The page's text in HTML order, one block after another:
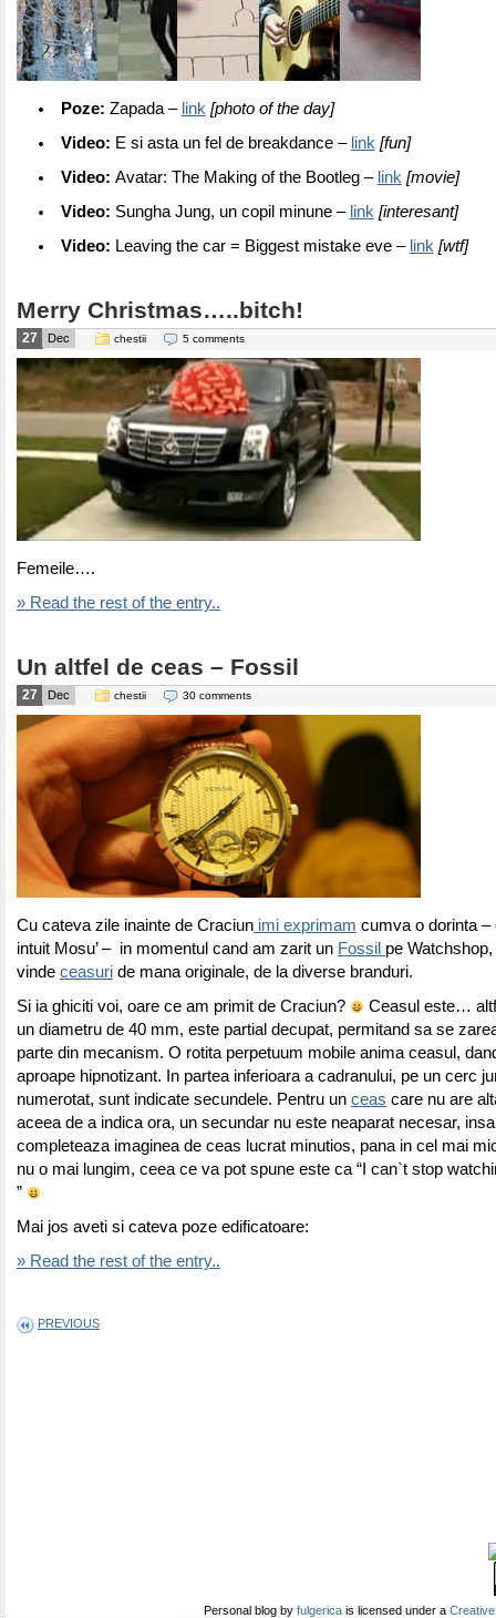
Poze: Zapada – link [photo of the day]
Video: E si asta un fel de breakdance – link [fun]
Video: Avatar: The Making of the Bootleg – link [movie]
Video: Sungha Jung, un copil minune – link [interesant]
Video: Leaving the car = Biggest mistake eve – link [wtf]
Merry Christmas…..bitch!
27 Dec chestii 5 comments
Femeile….
» Read the rest of the entry..
Un altfel de ceas – Fossil
27 Dec chestii 30 comments
Cu cateva zile inainte de Craciun imi exprimam cumva o dorinta –
intuit Mosu’ – in momentul cand am zarit un Fossil pe
vinde ceasuri de mana originale, de la diverse branduri.
Si ia ghiciti voi, oare ce am primit de Craciun?
Ceasul este…
un diametru de 40 mm, este partial decupat, permitand sa se
parte din mecanism. O rotita perpetuum mobile anima ceasul,
aproape hipnotizant. In partea inferioara a cadranului, pe un cerc
numerotat, sunt indicate secundele. Pentru un ceas care nu are
aceea de a indica ora, un secundar nu este neaparat necesar,
completeaza imaginea de ceas lucrat minutios, pana in cel mai
nu o mai lungim, ceea ce va pot spune este ca “I can`t stop
”
Mai jos aveti si cateva poze edificatoare:
» Read the rest of the entry..
PREVIOUS
Personal blog by fulgerica is licensed under a